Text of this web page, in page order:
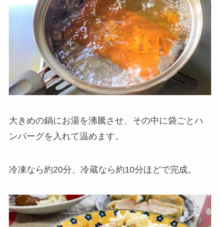
大きめの鍋にお湯を沸騰させ、その中に袋ごとハ
ンバーグを入れて温めます。
冷凍なら約20分、冷蔵なら約10分ほどで完成。